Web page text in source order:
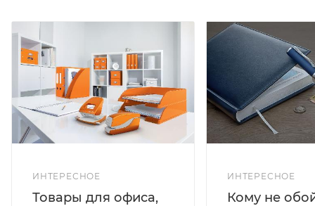
ИНТЕРЕСНОЕ
Товары для офиса,
ИНТЕРЕСНОЕ
Кому не